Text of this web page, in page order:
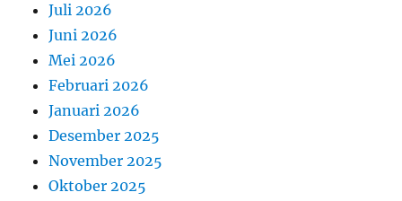
Juli 2026
Juni 2026
Mei 2026
Februari 2026
Januari 2026
Desember 2025
November 2025
Oktober 2025